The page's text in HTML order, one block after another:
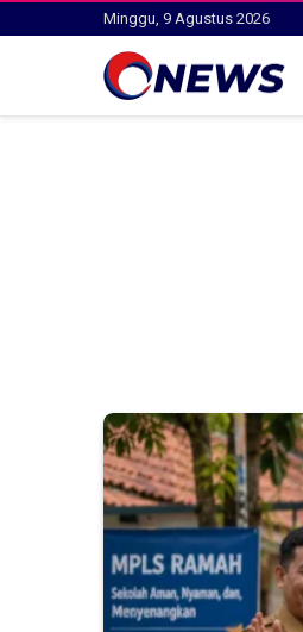
Minggu, 9 Agustus 2026